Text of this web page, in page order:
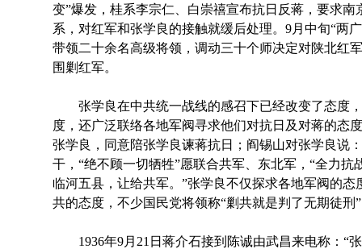
变”爆发，桂系李宗仁、白崇禧宣布抗日反蒋，要求
系，对红军和张学良的接触就缓后处理。9月中旬“两
带领二十余名高级将领，调动三十个师决定对陕北红
围剿红军。
张学良在中共统一战线的感召下已经改变了态度，
度，还广泛联络各地军阀寻求他们对抗日及对蒋的态
张学良，同意陪张学良谏蒋抗日；阎锡山对张学良说
干，“绝不顾一切牺牲”愿联合共军、东北军，“全力
临河五县，让给共军。”张学良不仅探求各地军阀的
共的态度，不少国民党将领称“剿共就是判了无期徒刑
1936年9月21日蒋介石接到陈诚由武昌来电称：“